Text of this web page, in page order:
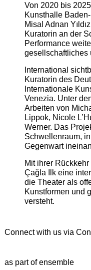
Von 2020 bis
Kunsthalle
Misal Adnan
Kuratorin an der
Performance
gesellschaftliches
International
Kuratorin des
Internationale
Venezia. Unter
Arbeiten von
Lippok, Nicole
Werner. Das
Schwellenraum,
Gegenwart
Mit ihrer
Çağla Ilk eine
die Theater als
Kunstformen und
versteht.
Connect with us via
as part of ensemble